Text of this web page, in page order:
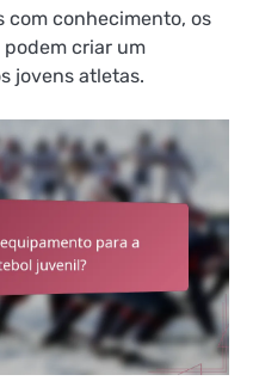
com conhecimento, os
criar um
jovens atletas.